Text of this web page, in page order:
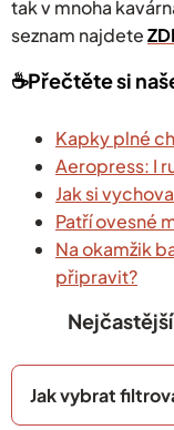
tak v mnoha
seznam najdete
☕️Přečtěte si
Kapky plné
Aeropress: I
Jak si
Patří ovesné
Na okamžik
připravit?
Jak vybrat